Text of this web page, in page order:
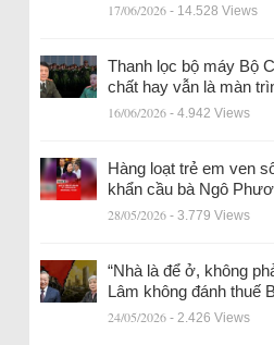
17/06/2026 - 14.528 Views
Thanh lọc bộ máy Bộ
chất hay vẫn là màn
16/06/2026 - 4.942 Views
Hàng loạt trẻ em ven
khẩn cầu bà Ngô
28/05/2026 - 3.779 Views
“Nhà là để ở, không
Lâm không đánh thuế
24/05/2026 - 2.426 Views